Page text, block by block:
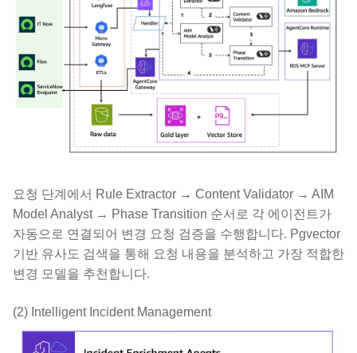
요청 단계에서 Rule Extractor → Content Validator → AIM
Model Analyst → Phase Transition 순서로 각 에이전트가
자동으로 연결되어 변경 요청 검증을 수행합니다. Pgvector
기반 유사도 검색을 통해 요청 내용을 분석하고 가장 적합한
변경 모델을 추천합니다.
(2) Intelligent Incident Management